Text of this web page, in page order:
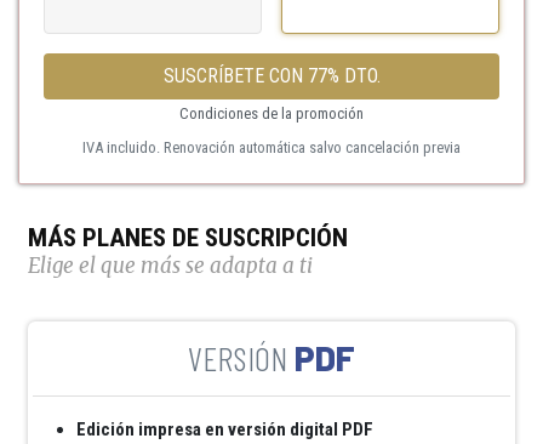
SUSCRÍBETE CON 77% DTO.
Condiciones de la promoción
IVA incluido. Renovación automática salvo cancelación previa
MÁS PLANES DE SUSCRIPCIÓN
Elige el que más se adapta a ti
PDF
Edición impresa en versión digital PDF